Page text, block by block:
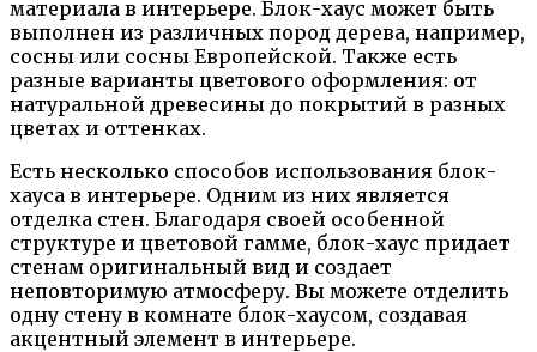
материала в интерьере. Блок-хаус может быть
выполнен из различных пород дерева, например,
сосны или сосны Европейской. Также есть
разные варианты цветового оформления: от
натуральной древесины до покрытий в разных
цветах и оттенках.
Есть несколько способов использования блок-
хауса в интерьере. Одним из них является
отделка стен. Благодаря своей особенной
структуре и цветовой гамме, блок-хаус придает
стенам оригинальный вид и создает
неповторимую атмосферу. Вы можете отделить
одну стену в комнате блок-хаусом, создавая
акцентный элемент в интерьере.